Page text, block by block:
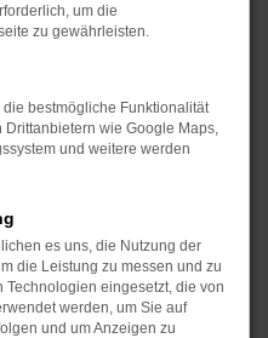
um die
zu gewährleisten.
bestmögliche Funktionalität
Drittanbietern wie Google Maps,
und weitere werden
es uns, die Nutzung der
die Leistung zu messen und zu
Technologien eingesetzt, die von
werden, um Sie auf
und um Anzeigen zu